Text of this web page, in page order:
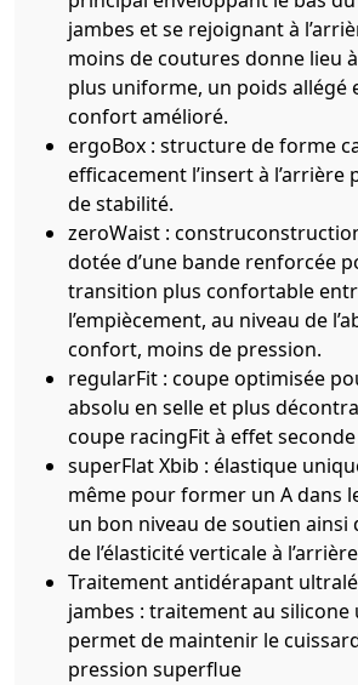
jambes et se rejoignant à
moins de coutures donne lieu
plus uniforme, un poids allégé
confort amélioré.
ergoBox : structure de forme
efficacement l’insert à l’arrière
de stabilité.
zeroWaist :
dotée d’une bande renforcée
transition plus confortable
l’empiècement, au niveau de
confort, moins de pression.
regularFit : coupe optimisée
absolu en selle et plus
coupe racingFit à effet
superFlat Xbib : élastique
même pour former un A dans
un bon niveau de soutien ainsi
de l’élasticité verticale à
Traitement antidérapant
jambes : traitement au
permet de maintenir le
pression superflue